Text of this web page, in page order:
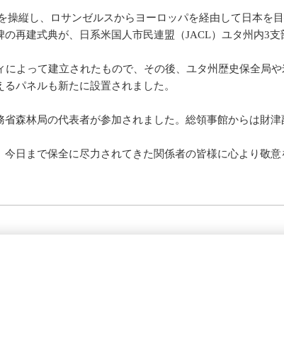
縦し、ロサンゼルスからヨーロッパを経由して日本を
再建式典が、日系米国人市民連盟（JACL）ユタ州内3支
よって建立されたもので、その後、ユタ州歴史保全局
パネルも新たに設置されました。
森林局の代表者が参加されました。総領事館からは財津
日まで保全に尽力されてきた関係者の皆様に心より敬意